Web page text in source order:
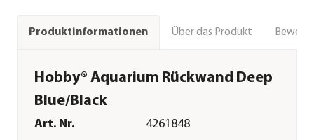
Produktinformationen Über das Produkt
Hobby® Aquarium Rückwand Deep
Blue/Black
Art. Nr. 4261848